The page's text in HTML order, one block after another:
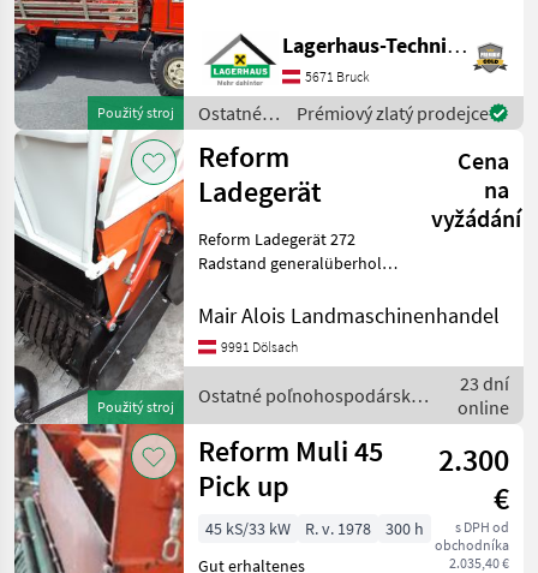
Použitý stroj
Miststreuer Wir bitten
telefonisch oder per Mail
Ihren Besuch
bekanntzugeben
Lagerhaus-Technik Bruck
5671 Bruck
Ostatné
poľnohospodárske
silové
stroje /
Reform
Prémiový zlatý prodejce
Použitý stroj
Reform
Ladegerät
Cena
na
vyžádání
Reform Ladegerät 272
Radstand generalüberholt
Ostatné poľnohospodárske
motorové auto
Mair Alois Landmaschinenhandel
9991 Dölsach
Ostatné poľnohospodárske
silové stroje / Reform
23 dní
online
Reform Muli 45
Pick up
2.300
€
s DPH od
obchodníka
2.035,40 €
45 kS/33 kW R. v. 1978
300 h
Gut erhaltenes